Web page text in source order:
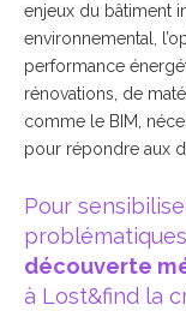
enjeux du bâtiment
environnemental,
performance
rénovations, de
comme le BIM,
pour répondre aux
Pour
découverte
à Lost&find la